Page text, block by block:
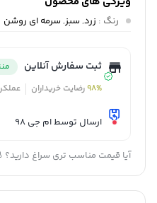
رنگ : زرد, سبز, سرمه ای روشن
ثبت سفارش آنلاین
98%رضایت خریداران
ارسال توسط ام جی 98
آیا قیمت مناسب تری سراغ دارید؟